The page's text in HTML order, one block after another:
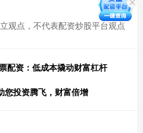
观点，不代表配资炒股平台观点
配资：低成本撬动财富杠杆
您投资腾飞，财富倍增